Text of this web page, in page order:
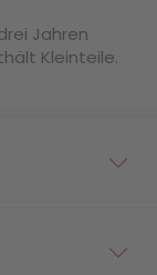
Jahren
Kleinteile.